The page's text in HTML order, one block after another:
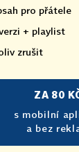
pro přátele
+ playlist
zrušit
ZA 80
s mobilní
a bez